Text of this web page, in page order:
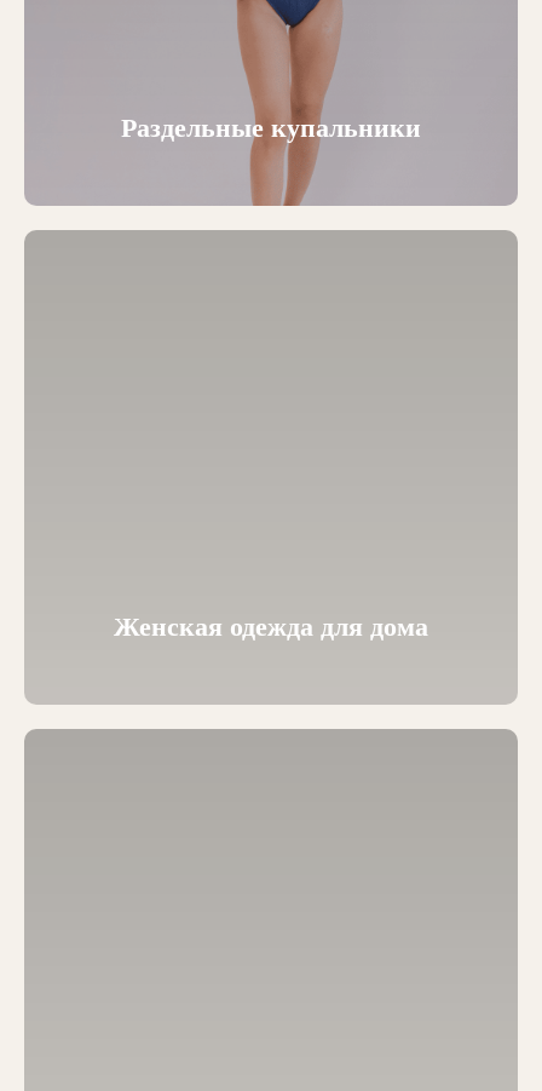
Раздельные купальники
Женская одежда для дома